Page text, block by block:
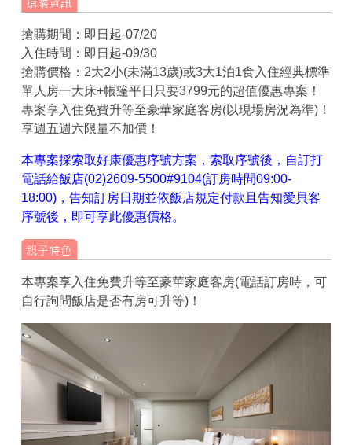
搶購期間：即日起-07/20
入住時間：即日起-09/30
搶購價格：2大2小(未滿13歲)或3大1泊1食入住經典標準
單人房一大床+帳篷平日只要3799元的超值優惠專案！
專案享入住免費升等至豪華家庭客房(以現場房況為準)！
享週五週六限量不加價！
本專案採索取好康優惠序號方案，索取序號後，自訂打
電話給飯店(02)2609-5500#9104(訂房時間09:00-
18:00)，告知訂房日期並依飯店規定付款且告知愛貝客
序號後，即可享此優惠價格。
本專案享入住免費升等至豪華家庭客房(電話訂房時，可
自行詢問飯店是否有房可升等)！